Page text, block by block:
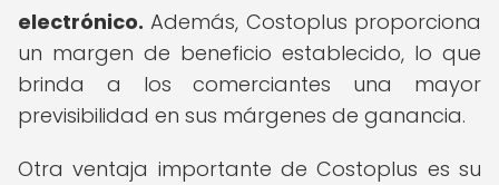
electrónico. Además, Costoplus proporciona
un margen de beneficio establecido, lo que
brinda a los comerciantes una mayor
previsibilidad en sus márgenes de ganancia.
Otra ventaja importante de Costoplus es su